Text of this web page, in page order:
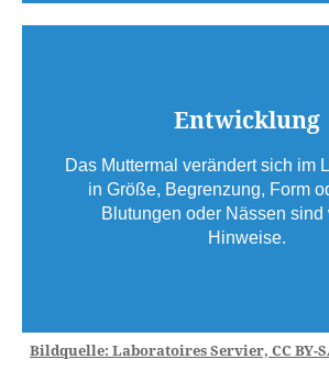
Entwicklung
Das Muttermal verändert sich im
in Größe, Begrenzung, Form
Blutungen oder Nässen sind
Hinweise.
Bildquelle: Laboratoires Servier, CC BY-